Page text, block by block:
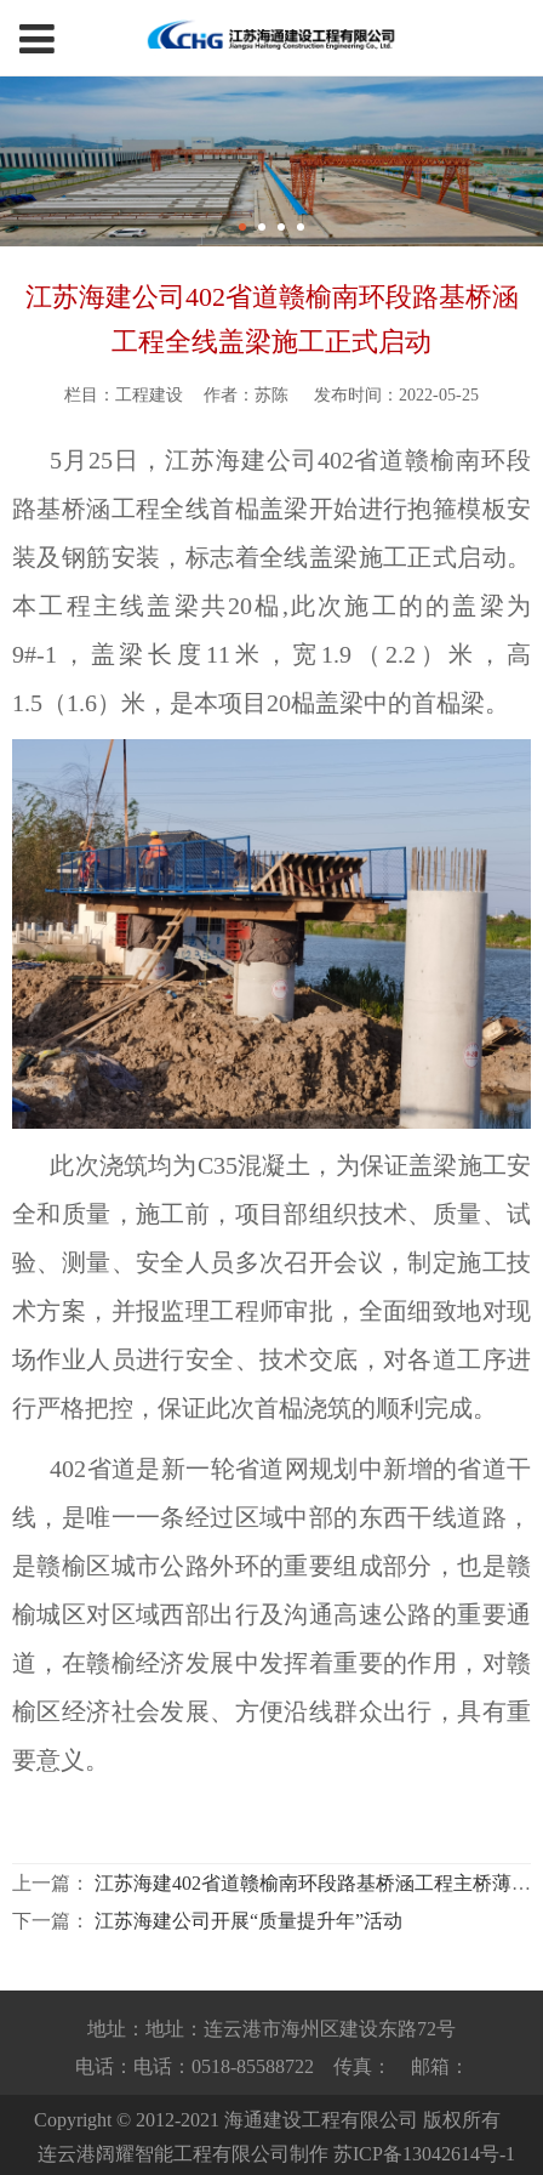
江苏海建公司402省道赣榆南环段路基桥涵
工程全线盖梁施工正式启动
栏目：工程建设 作者：苏陈 发布时间：2022-05-25
5月25日，江苏海建公司402省道赣榆南环段
路基桥涵工程全线首榀盖梁开始进行抱箍模板安
装及钢筋安装，标志着全线盖梁施工正式启动。
本工程主线盖梁共20榀,此次施工的的盖梁为
9#-1，盖梁长度11米，宽1.9（2.2）米，高
1.5（1.6）米，是本项目20榀盖梁中的首榀梁。
此次浇筑均为C35混凝土，为保证盖梁施工安
全和质量，施工前，项目部组织技术、质量、试
验、测量、安全人员多次召开会议，制定施工技
术方案，并报监理工程师审批，全面细致地对现
场作业人员进行安全、技术交底，对各道工序进
行严格把控，保证此次首榀浇筑的顺利完成。
402省道是新一轮省道网规划中新增的省道干
线，是唯一一条经过区域中部的东西干线道路，
是赣榆区城市公路外环的重要组成部分，也是赣
榆城区对区域西部出行及沟通高速公路的重要通
道，在赣榆经济发展中发挥着重要的作用，对赣
榆区经济社会发展、方便沿线群众出行，具有重
要意义。
上一篇： 江苏海建402省道赣榆南环段路基桥涵工程主桥薄壁墩开始施工
下一篇： 江苏海建公司开展“质量提升年”活动
地址：地址：连云港市海州区建设东路72号
电话：电话：0518-85588722 传真： 邮箱：
Copyright © 2012-2021 海通建设工程有限公司 版权所有
连云港阔耀智能工程有限公司制作 苏ICP备13042614号-1